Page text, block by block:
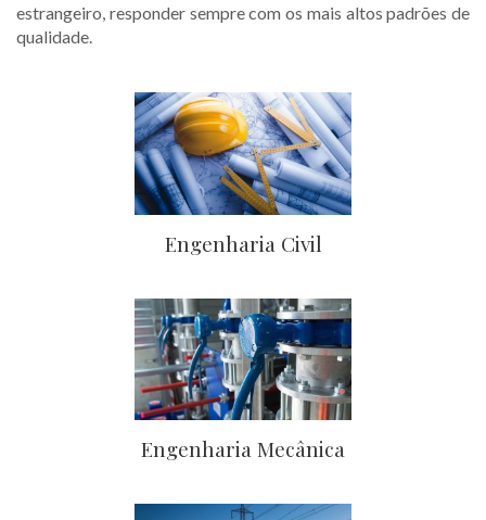
estrangeiro, responder sempre com os mais altos padrões de
qualidade.
Engenharia Civil
Engenharia Mecânica